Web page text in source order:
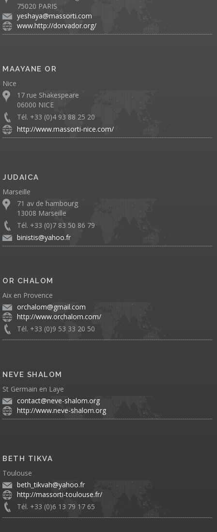
75020 PARIS
yeshaya@massorti.com
www.http://dorvador.org/
MAAYANE OR
Nice
17 rue Shakespeare
06000 NICE
Tél. +33 (0)4 93 88 25 20
http://www.massorti-nice.com/
JUDAICA
Marseille
71 av de hambourg
13008 Marseille
Tél. +33 (0)7 83 50 86 79
binistis@yahoo.fr
OR CHALOM
Aix en Provence
orchalom@gmail.com
http://www.orchalom.com/
Tél. +33 (0)9 53 33 20 50
NEVE SHALOM
St Germain en Laye
contact@neve-shalom.org
http://www.neve-shalom.org
BETH TIKVA
Toulouse
beth_tikvah@yahoo.fr
http://massorti-toulouse.fr/
Tél. +33 (0)6 13 79 17 65